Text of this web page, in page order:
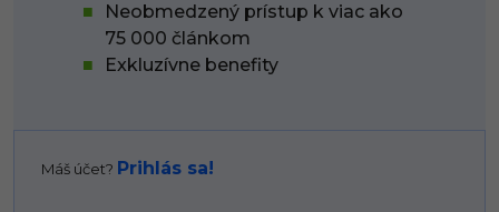
Neobmedzený prístup k viac ako
75 000 článkom
Exkluzívne benefity
Máš účet? Prihlás sa!